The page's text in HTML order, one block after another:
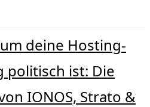
deine Hosting-
politisch ist: Die
IONOS, Strato &